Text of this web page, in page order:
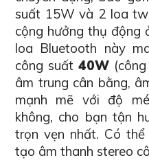
suất 15W và 2 loa
cộng hưởng thụ động
loa Bluetooth này
công suất40W
âm trung cân bằng,
mạnh mẽ với độ
không, cho bạn tận
trọn vẹn nhất. Có
tạo âm thanh stereo